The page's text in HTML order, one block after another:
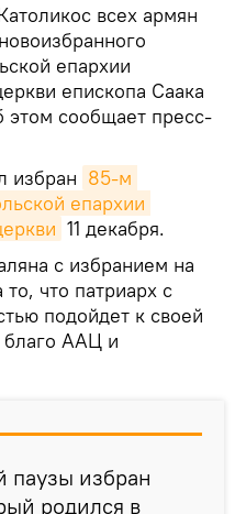
всех армян
епархии
епископа Саака
сообщает пресс-
избран 85-м
епархии
11 декабря.
с избранием на
что патриарх с
подойдет к своей
благо ААЦ и
паузы избран
родился в